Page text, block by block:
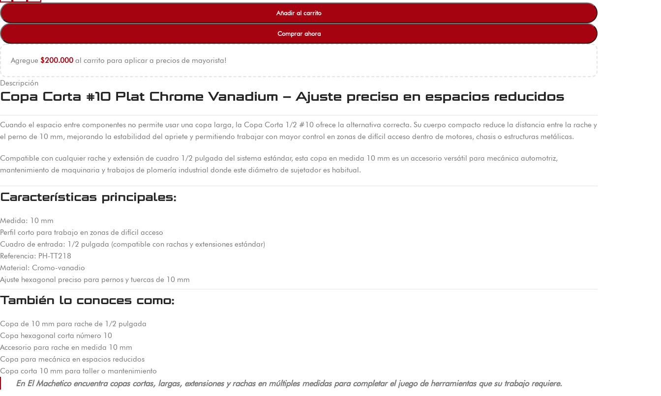
Añadir al carrito
Comprar ahora
Agregue $200.000 al carrito para aplicar a precios de mayorista!
Descripción
Copa Corta #10 Plat Chrome Vanadium – Ajuste preciso en espacios reducidos
Cuando el espacio entre componentes no permite usar una copa larga, la Copa Corta 1/2 #10 ofrece la alternativa correcta. Su cuerpo compacto reduce la distancia entre la rache y
el perno de 10 mm, mejorando la estabilidad del apriete y permitiendo trabajar con mayor control en zonas de difícil acceso dentro de motores, chasis o estructuras metálicas.
Compatible con cualquier rache y extensión de cuadro 1/2 pulgada del sistema estándar, esta copa en medida 10 mm es un accesorio versátil para mecánica automotriz,
mantenimiento de maquinaria y trabajos de plomería industrial donde este diámetro de sujetador es habitual.
Características principales:
Medida: 10 mm
Perfil corto para trabajo en zonas de difícil acceso
Cuadro de entrada: 1/2 pulgada (compatible con rachas y extensiones estándar)
Referencia: PH-TT218
Material: Cromo-vanadio
Ajuste hexagonal preciso para pernos y tuercas de 10 mm
También lo conoces como:
Copa de 10 mm para rache de 1/2 pulgada
Copa hexagonal corta número 10
Accesorio para rache en medida 10 mm
Copa para mecánica en espacios reducidos
Copa corta 10 mm para taller o mantenimiento
En El Machetico encuentra copas cortas, largas, extensiones y rachas en múltiples medidas para completar el juego de herramientas que su trabajo requiere.